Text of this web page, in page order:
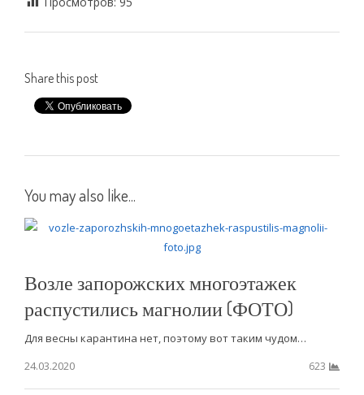
Share this post
You may also like...
Возле запорожских многоэтажек
распустились магнолии (ФОТО)
Для весны карантина нет, поэтому вот таким чудом…
24.03.2020
623